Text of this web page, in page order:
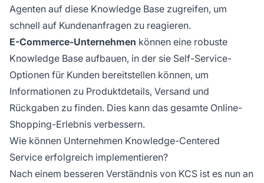
Agenten auf diese Knowledge Base zugreifen, um
schnell auf Kundenanfragen zu reagieren.
E-Commerce-Unternehmen können eine robuste
Knowledge Base aufbauen, in der sie Self-Service-
Optionen für Kunden bereitstellen können, um
Informationen zu Produktdetails, Versand und
Rückgaben zu finden. Dies kann das gesamte Online-
Shopping-Erlebnis verbessern.
Wie können Unternehmen Knowledge-Centered
Service erfolgreich implementieren?
Nach einem besseren Verständnis von KCS ist es nun an